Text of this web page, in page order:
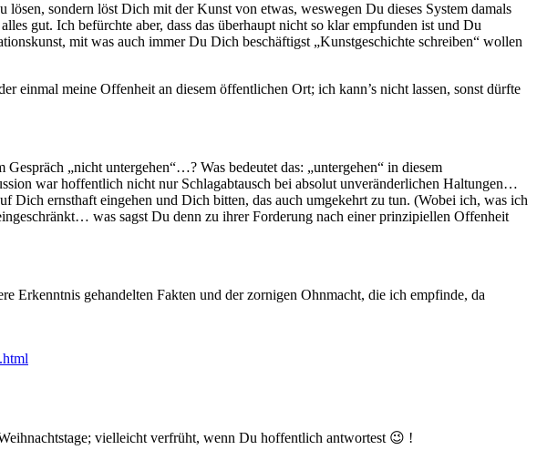
sondern löst Dich mit der Kunst von etwas, weswegen Du dieses System damals
gut. Ich befürchte aber, dass das überhaupt nicht so klar empfunden ist und Du
mit was auch immer Du Dich beschäftigst „Kunstgeschichte schreiben“ wollen
einmal meine Offenheit an diesem öffentlichen Ort; ich kann’s nicht lassen, sonst dürfte
„nicht untergehen“…? Was bedeutet das: „untergehen“ in diesem
war hoffentlich nicht nur Schlagabtausch bei absolut unveränderlichen Haltungen…
ernsthaft eingehen und Dich bitten, das auch umgekehrt zu tun. (Wobei ich, was ich
was sagst Du denn zu ihrer Forderung nach einer prinzipiellen Offenheit
Erkenntnis gehandelten Fakten und der zornigen Ohnmacht, die ich empfinde, da
vielleicht verfrüht, wenn Du hoffentlich antwortest 😉 !